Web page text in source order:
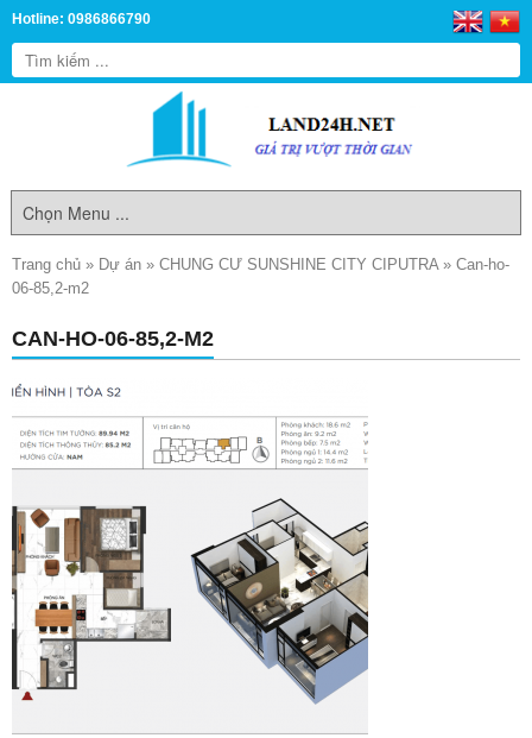
Hotline: 0986866790
Trang chủ » Dự án » CHUNG CƯ SUNSHINE CITY CIPUTRA» Can-ho-
06-85,2-m2
CAN-HO-06-85,2-M2